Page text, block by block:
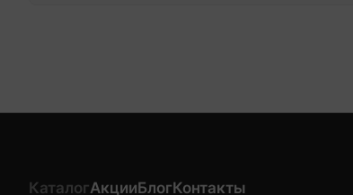
КаталогАкцииБлогКонтакты